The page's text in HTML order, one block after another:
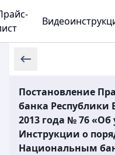
Постановление
банка Республики
2013 года № 76
Инструкции о
Национальным